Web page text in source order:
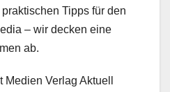
Tipps für den
– wir decken eine
ab.
Verlag Aktuell